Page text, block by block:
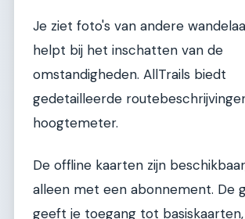
Je ziet foto's van andere
helpt bij het inschatten van de
omstandigheden. AllTrails biedt
gedetailleerde
hoogtemeter.
De offline kaarten zijn
alleen met een abonnement. De
geeft je toegang tot